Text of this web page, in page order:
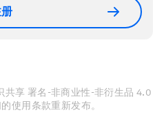
共享 署名-非商业性-非衍生品 4.0
使用条款重新发布。